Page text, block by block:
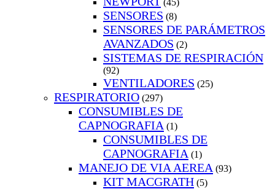
(45)
SENSORES (8)
SENSORES DE PARÁMETROS
AVANZADOS (2)
SISTEMAS DE RESPIRACIÓN
(92)
VENTILADORES (25)
RESPIRATORIO (297)
CONSUMIBLES DE
CAPNOGRAFIA (1)
CONSUMIBLES DE
CAPNOGRAFIA (1)
MANEJO DE VIA AEREA (93)
KIT MACGRATH (5)